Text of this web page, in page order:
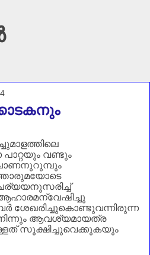
വണ്ടും
ആവശ്യമായത്ര
സൂക്ഷിച്ചുവെക്കുകയും